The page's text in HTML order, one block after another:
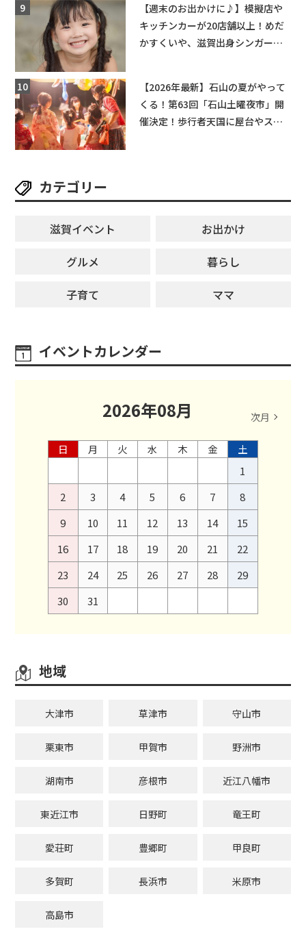
【週末のお出かけに♪】模擬店や
キッチンカーが20店舗以上！めだ
かすくいや、滋賀出身シンガーソ
【2026年最新】石山の夏がやって
くる！第63回「石山土曜夜市」開
催決定！歩行者天国に屋台やステ
カテゴリー
滋賀イベント
お出かけ
グルメ
暮らし
子育て
ママ
イベントカレンダー
2026年08月 次月
日 月 火 水 木 金
土
1
2
3 4 5 6 7
8
9
10 11 12 13 14
15
16
17 18 19 20 21
22
23
24 25 26 27 28
29
30
31
地域
大津市 草津市 守山市
栗東市 甲賀市 野洲市
湖南市 彦根市 近江八幡市
東近江市 日野町 竜王町
愛荘町 豊郷町 甲良町
多賀町 長浜市 米原市
高島市